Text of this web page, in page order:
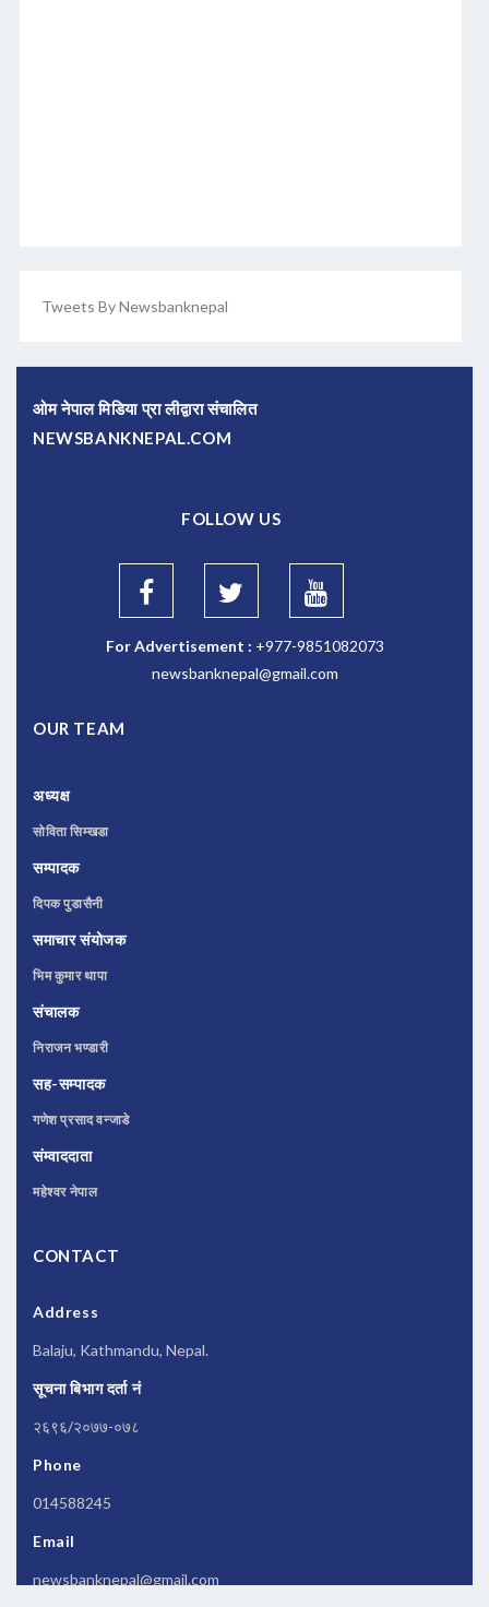
Tweets By Newsbanknepal
ओम नेपाल मिडिया प्रा लीद्वारा संचालित
NEWSBANKNEPAL.COM
FOLLOW US
For Advertisement : +977-9851082073
newsbanknepal@gmail.com
OUR TEAM
अध्यक्ष
सोविता सिम्खडा
सम्पादक
दिपक पुडासैनी
समाचार संयोजक
भिम कुमार थापा
संचालक
निराजन भण्डारी
सह-सम्पादक
गणेश प्रसाद वन्जाडे
संम्वाददाता
महेश्वर नेपाल
CONTACT
Address
Balaju, Kathmandu, Nepal.
सूचना बिभाग दर्ता नं
२६९६/२०७७-०७८
Phone
014588245
Email
newsbanknepal@gmail.com